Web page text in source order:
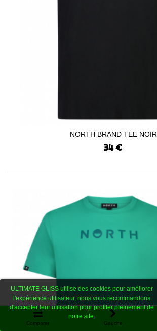
ULTIMATE GLISS utilise des cookies pour améliorer
l'expérience utilisateur, nous vous recommandons
d'accepter leur utilisation pour profiter pleinement de
notre site.
NORTH BRAND TEE NOIR
34 €
Comparer Gauche